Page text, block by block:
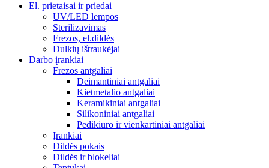
El. prietaisai ir priedai
UV/LED lempos
Sterilizavimas
Frezos, el.dildės
Dulkių ištraukėjai
Darbo įrankiai
Frezos antgaliai
Deimantiniai antgaliai
Kietmetalio antgaliai
Keramikiniai antgaliai
Silikoniniai antgaliai
Pedikiūro ir vienkartiniai antgaliai
Įrankiai
Dildės pokais
Dildės ir blokeliai